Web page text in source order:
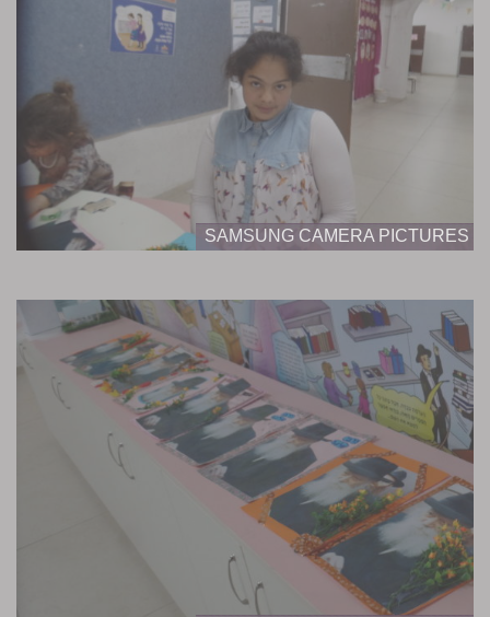
SAMSUNG CAMERA PICTURES